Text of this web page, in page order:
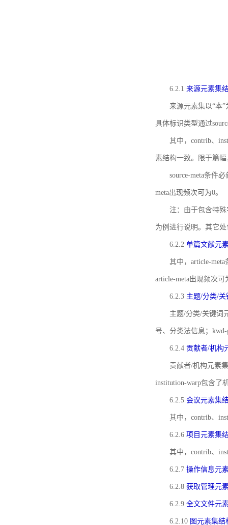
6.2.1 来源元素集
来源元素集以“本
具体标识类型通过
其中，contrib、
素结构一致。限于篇
source-meta条件
meta出现频次可为0。
注：由于包含特殊
为例进行说明。其它
6.2.2 单篇文献元
其中，article-
article-meta出现频次可
6.2.3 主题/分类/
主题/分类/关键词
号、分类法信息；
6.2.4 贡献者/机构
贡献者/机构元素
institution-warp包含了
6.2.5 会议元素集
其中，contrib、
6.2.6 项目元素集
其中，contrib、
6.2.7 操作信息元
6.2.8 获取管理元
6.2.9 全文文件元
6.2.10 图元素集结